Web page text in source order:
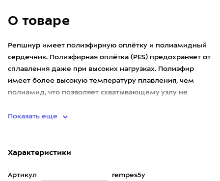
О товаре
Репшнур имеет полиэфирную оплётку и полиамидный
сердечник. Полиэфирная оплётка (PES) предохраняет от
сплавления даже при высоких нагрузках. Полиэфир
имеет более высокую температуру плавления, чем
полиамид, что позволяет схватывающему узлу не
Показать еще
Характеристики
Артикул rempes5y